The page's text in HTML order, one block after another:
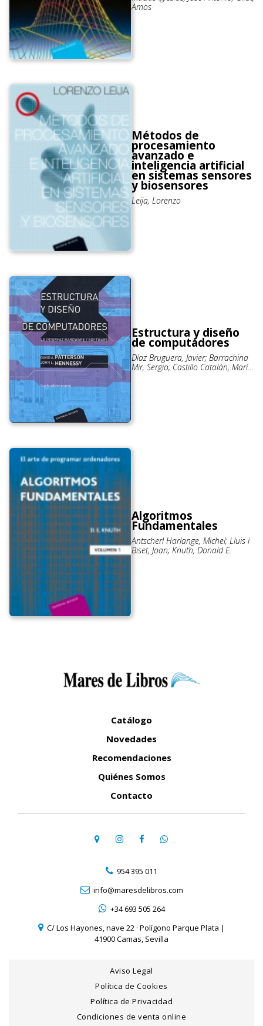
Amos
Métodos de
procesamiento
avanzado e
inteligencia artificial
en sistemas sensores
y biosensores
Leija, Lorenzo
Estructura y diseño
de computadores
Díaz Bruguera, Javier; Barrachina
Mir, Sergio; Castillo Catalán, María
Algoritmos
Fundamentales
Antscherl Harlange, Michel; Lluis i
Biset, Joan; Knuth, Donald E.
Catálogo
Novedades
Recomendaciones
Quiénes Somos
Contacto
954 395 011
info@maresdelibros.com
+34 693 505 264
C/ Los Hayones, nave 22 · Polígono Parque Plata |
41900 Camas, Sevilla
Aviso Legal
Política de Cookies
Política de Privacidad
Condiciones de venta online